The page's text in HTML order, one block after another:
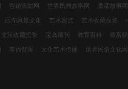
营销策划网 世界民间故事网 童话故事网
西湖风景文化 艺术起点 艺术收藏投资
文玩收藏投资 宝岛期刊 教育百科 致富经
幸福智库 文化艺术传播 世界民俗文化网